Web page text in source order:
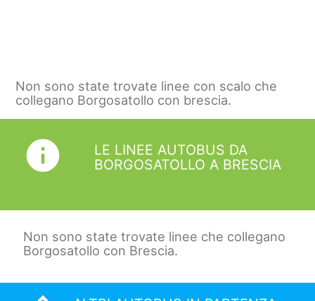
Non sono state trovate linee con scalo che
collegano Borgosatollo con brescia.
info
LE LINEE AUTOBUS DA
BORGOSATOLLO A BRESCIA
Non sono state trovate linee che collegano
Borgosatollo con Brescia.